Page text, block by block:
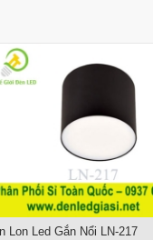
Lon Led Gắn Nổi LN-217